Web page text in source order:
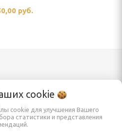
руб.
Информация
Заказать
cookie
cookie для улучшения Вашего
статистики и представления